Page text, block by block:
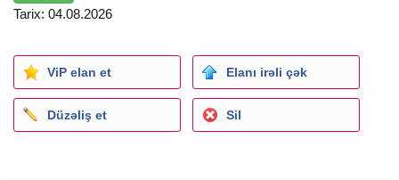
Təmir və tikinti yüklərinin dasınması!
Çınqıl!
Karbonat!
Bütün növ yükdasıma xidməti!
#tullantı #zibiltullantıları #zibil #daşınması #
Tarix: 04.08.2026
ViP elan et Elanı irəli çək
Düzəliş et Sil